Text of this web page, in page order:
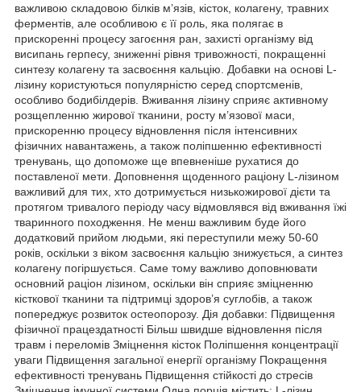
важливою складовою білків м’язів, кісток, колагену, травних
ферментів, але особливою є її роль, яка полягає в
прискоренні процесу загоєння ран, захисті організму від
висипань герпесу, зниженні рівня тривожності, покращенні
синтезу колагену та засвоєння кальцію. Добавки на основі L-
лізину користуються популярністю серед спортсменів,
особливо бодибілдерів. Вживання лізину сприяє активному
розщепленню жирової тканини, росту м’язової маси,
прискоренню процесу відновлення після інтенсивних
фізичних навантажень, а також поліпшенню ефективності
тренувань, що допоможе ще впевненіше рухатися до
поставленої мети. Доповнення щоденного раціону L-лізином
важливий для тих, хто дотримується низькожирової дієти та
протягом тривалого періоду часу відмовлявся від вживання їжі
тваринного походження. Не менш важливим буде його
додатковий прийом людьми, які переступили межу 50-60
років, оскільки з віком засвоєння кальцію знижується, а синтез
колагену погіршується. Саме тому важливо доповнювати
основний раціон лізином, оскільки він сприяє зміцненню
кісткової тканини та підтримці здоров’я суглобів, а також
попереджує розвиток остеопорозу. Дія добавки: Підвищення
фізичної працездатності Більш швидше відновлення після
травм і переломів Зміцнення кісток Поліпшення концентрації
уваги Підвищення загальної енергії організму Покращення
ефективності тренувань Підвищення стійкості до стресів